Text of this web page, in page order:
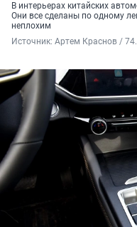
В интерьерах китайских
Они все сделаны по одному
неплохим
Источник: Артем Краснов /